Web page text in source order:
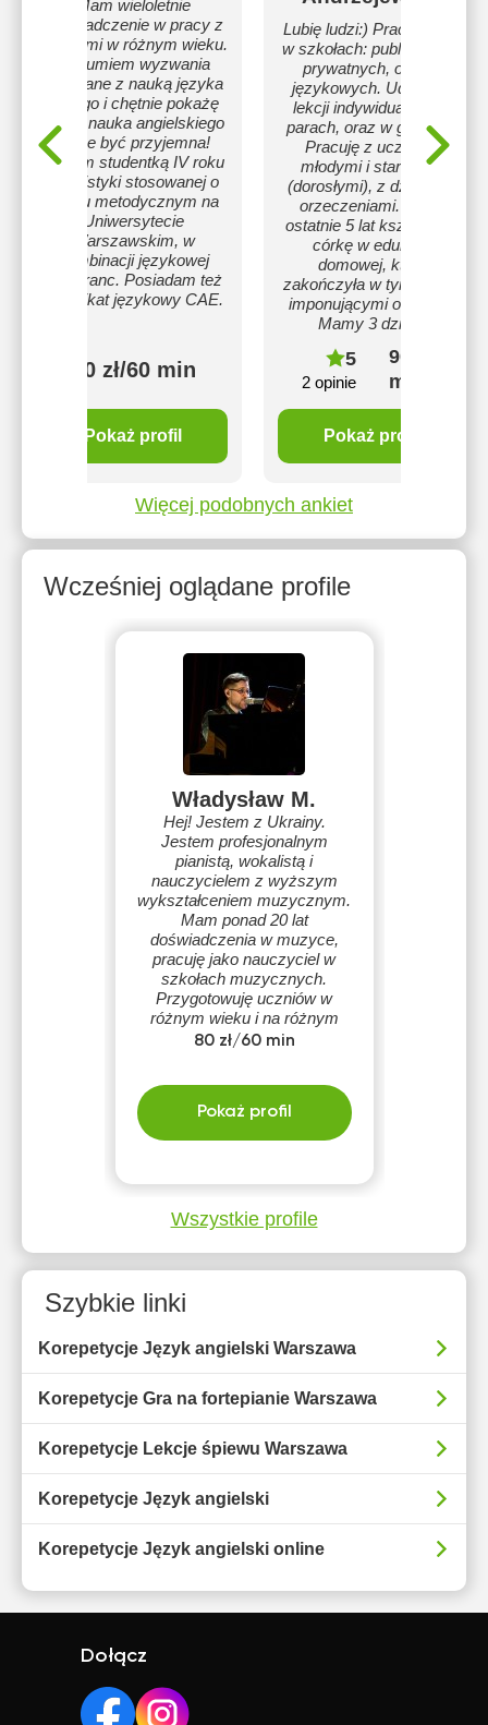
Mam wieloletnie
doświadczenie w pracy z
uczniami w różnym wieku.
Rozumiem wyzwania
związane z nauką języka
obcego i chętnie pokażę
Ci, że nauka angielskiego
może być przyjemna!
Jestem studentką IV roku
lingwistyki stosowanej o
profilu metodycznym na
Uniwersytecie
Warszawskim, w
kombinacji językowej
ang–franc. Posiadam też
certyfikat językowy CAE.
100 zł/60 min
Pokaż profil
Lubię ludzi:) Pracowałam
w szkołach: publicznych i
prywatnych, oraz w
językowych. Udzielam
lekcji indywidualnie i w
parach, oraz w grupach.
Pracuję z uczniami
młodymi i starszymi
(dorosłymi), z dziećmi z
orzeczeniami. Przez
ostatnie 5 lat kształciłam
córkę w edukacji
domowej, którą
zakończyła w tym roku z
imponującymi ocenami.
Mamy 3 dzieci.
5
2 opinie
90 zł/60
min
Pokaż profil
Więcej podobnych ankiet
Wcześniej oglądane profile
Władysław M.
Hej! Jestem z Ukrainy.
Jestem profesjonalnym
pianistą, wokalistą i
nauczycielem z wyższym
wykształceniem muzycznym.
Mam ponad 20 lat
doświadczenia w muzyce,
pracuję jako nauczyciel w
szkołach muzycznych.
Przygotowuję uczniów w
różnym wieku i na różnym
poziomie — od
80 zł/60 min
Pokaż profil
Wszystkie profile
Szybkie linki
Korepetycje Język angielski Warszawa
Korepetycje Gra na fortepianie Warszawa
Korepetycje Lekcje śpiewu Warszawa
Korepetycje Język angielski
Korepetycje Język angielski online
Dołącz